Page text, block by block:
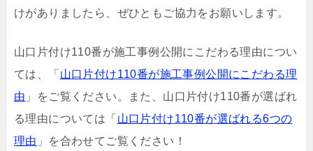
けがありましたら、ぜひともご協力をお願いします。
山口片付け110番が施工事例公開にこだわる理由につい
ては、「 山口片付け110番が施工事例公開にこだわる理
由 」をご覧ください。また、山口片付け110番が選ばれ
る理由については「 山口片付け110番が選ばれる6つの
理由 」を合わせてご覧ください！